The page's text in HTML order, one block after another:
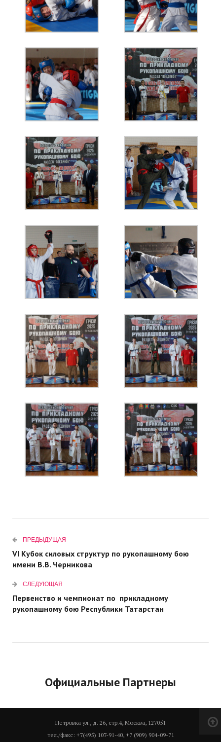
ПРЕДЫДУЩАЯ
VI Кубок силовых структур по рукопашному бою
имени В.В. Черникова
СЛЕДУЮЩАЯ
Первенство и чемпионат по прикладному
рукопашному бою Республики Татарстан
Официальные Партнеры
Петровка ул., д. 26, стр.4, Москва, 127051
тел./факс: +7(495) 107-91-40, +7 (909) 904-09-71